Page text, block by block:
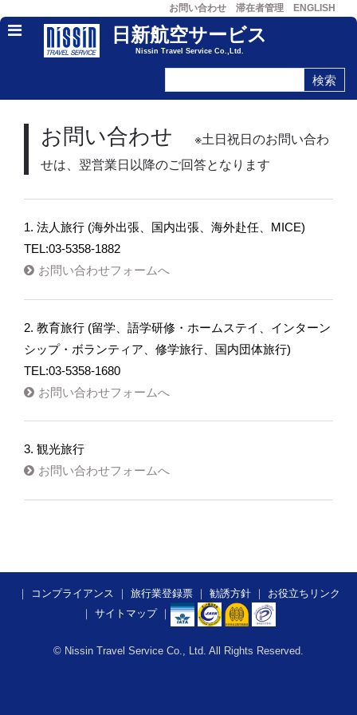
お問い合わせ 滞在者管理 ENGLISH
日新航空サービス
Nissin Travel Service Co.,Ltd.
お問い合わせ
※土日祝日のお問い合わ
せは、翌営業日以降のご回答となります
1. 法人旅行 (海外出張、国内出張、海外赴任、MICE)
TEL:03-5358-1882
お問い合わせフォームへ
2. 教育旅行 (留学、語学研修・ホームステイ、インターン
シップ・ボランティア、修学旅行、国内団体旅行)
TEL:03-5358-1680
お問い合わせフォームへ
3. 観光旅行
お問い合わせフォームへ
｜ コンプライアンス ｜ 旅行業登録票｜ 勧誘方針 ｜ お役立ちリンク
｜ サイトマップ｜
© Nissin Travel Service Co., Ltd. All Rights Reserved.